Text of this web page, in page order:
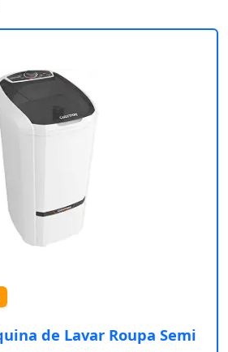
de Lavar Roupa Semi